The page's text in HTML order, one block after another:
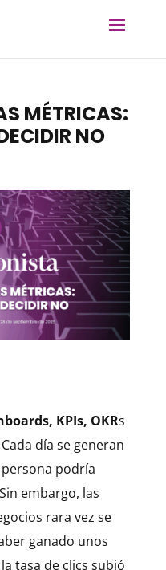
MÉTRICAS:
NO
KPIs, OKRs
día se generan
podría
embargo, las
rara vez se
ganado unos
tasa de clics subió